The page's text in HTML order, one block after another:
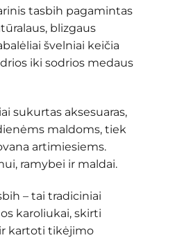
tasbih pagamintas
blizgaus
švelniai keičia
iki sodrios medaus
sukurtas aksesuaras,
maldoms, tiek
artimiesiems.
ramybei ir maldai.
– tai tradiciniai
karoliukai, skirti
kartoti tikėjimo